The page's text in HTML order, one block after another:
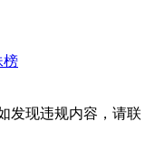
榜
发现违规内容，请联